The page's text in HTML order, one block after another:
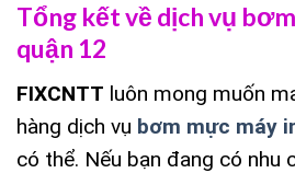
Tổng kết về dịch vụ
quận 12
FIXCNTT luôn mong muốn
hàng dịch vụ bơm mực máy
có thể. Nếu bạn đang có nhu